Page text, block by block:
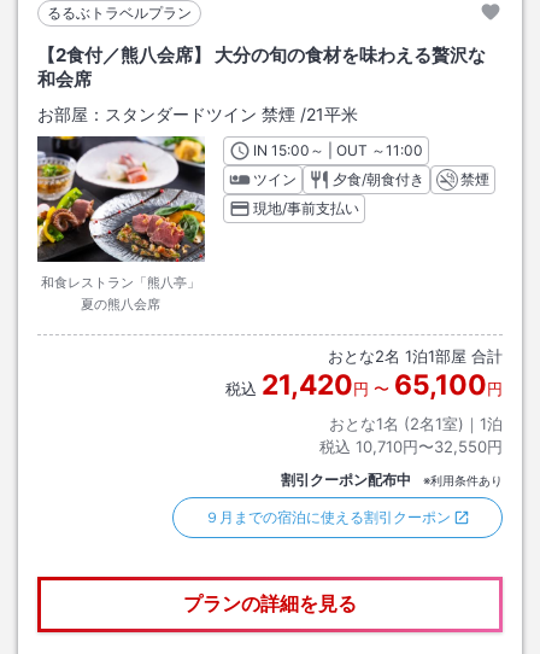
るるぶトラベルプラン
【2食付／熊八会席】 大分の旬の食材を味わえる贅沢な
和会席
お部屋： スタンダードツイン 禁煙 /21平米
和食レストラン「熊八亭」
夏の熊八会席
INチェックイン
15:00 ～ | OUT チェックアウト
～11:00
ツイン
夕食/朝食付き
禁煙
現地/事前支払い
おとな2名 1泊1部屋 合計
税込 21,420円 〜 65,100円
おとな1名 (2名1室)｜ 1泊
税込 10,710円〜32,550円
割引クーポン配布中 ※利用条件あり
９月までの宿泊に使える割引クーポン
プランの詳細を見る